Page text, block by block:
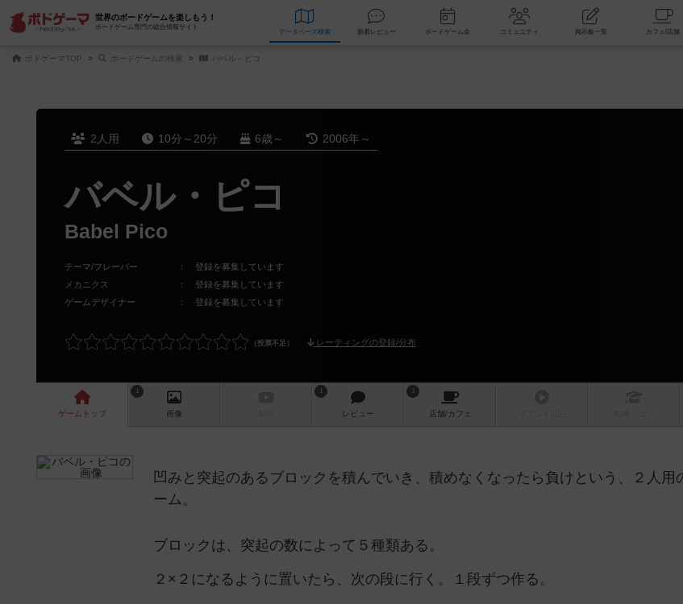
世界のボードゲームを楽しもう！
ボードゲーム専門の総合情報サイト
データベース 検索 新着レビュー ボードゲーム会 コミュニティ 掲示板一覧
ボドゲーマTOP ボードゲームの検索 バベル・ピコ
2人用 10分～20分 6歳～ 2006年～
バベル・ピコ
Babel Pico
テーマ/フレーバー ： 登録を募集しています
メカニクス
： 登録を募集しています
ゲームデザイナー
： 登録を募集しています
レーティングの登録/分布
ゲーム トップ
1
画像
1
レビュー
3
店舗/カフェ
凹みと突起のあるブロックを積んでいき、積めなくなったら負けという、２人用
ーム。
ブロックは、突起の数によって５種類ある。
２×２になるように置いたら、次の段に行く。１段ずつ作る。